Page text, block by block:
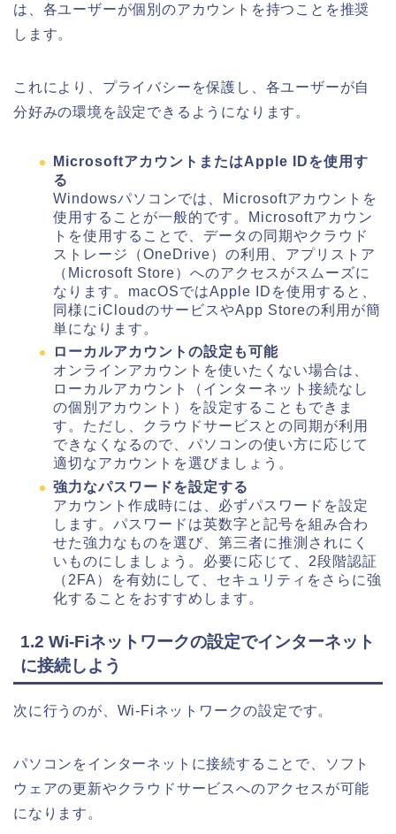
は、各ユーザーが個別のアカウントを持つことを推奨
します。
これにより、プライバシーを保護し、各ユーザーが自
分好みの環境を設定できるようになります。
MicrosoftアカウントまたはApple IDを使用す
る
Windowsパソコンでは、Microsoftアカウントを
使用することが一般的です。Microsoftアカウン
トを使用することで、データの同期やクラウド
ストレージ（OneDrive）の利用、アプリストア
（Microsoft Store）へのアクセスがスムーズに
なります。macOSではApple IDを使用すると、
同様にiCloudのサービスやApp Storeの利用が簡
単になります。
ローカルアカウントの設定も可能
オンラインアカウントを使いたくない場合は、
ローカルアカウント（インターネット接続なし
の個別アカウント）を設定することもできま
す。ただし、クラウドサービスとの同期が利用
できなくなるので、パソコンの使い方に応じて
適切なアカウントを選びましょう。
強力なパスワードを設定する
アカウント作成時には、必ずパスワードを設定
します。パスワードは英数字と記号を組み合わ
せた強力なものを選び、第三者に推測されにく
いものにしましょう。必要に応じて、2段階認証
（2FA）を有効にして、セキュリティをさらに強
化することをおすすめします。
1.2 Wi-Fiネットワークの設定でインターネット
に接続しよう
次に行うのが、Wi-Fiネットワークの設定です。
パソコンをインターネットに接続することで、ソフト
ウェアの更新やクラウドサービスへのアクセスが可能
になります。